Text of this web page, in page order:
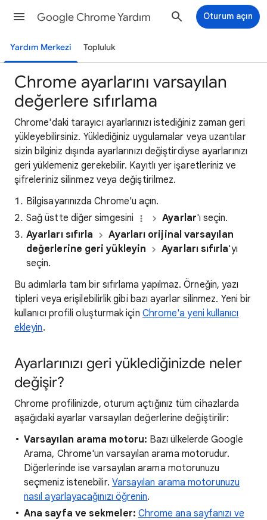
Google Chrome Yardım Oturum açın
Yardım Merkezi Topluluk
Chrome ayarlarını varsayılan
değerlere sıfırlama
Chrome'daki tarayıcı ayarlarınızı istediğiniz zaman geri
yükleyebilirsiniz. Yüklediğiniz uygulamalar veya uzantılar
sizin bilginiz dışında ayarlarınızı değiştirdiyse ayarlarınızı
geri yüklemeniz gerekebilir. Kayıtlı yer işaretleriniz ve
şifreleriniz silinmez veya değiştirilmez.
Bilgisayarınızda Chrome'u açın.
Sağ üstte diğer simgesini
Ayarlar'ı seçin.
Ayarları sıfırla
Ayarları orijinal varsayılan
değerlerine geri yükleyin
Ayarları sıfırla'yı
seçin.
Bu adımlarla tam bir sıfırlama yapılmaz. Örneğin, yazı
tipleri veya erişilebilirlik gibi bazı ayarlar silinmez. Yeni bir
kullanıcı profili oluşturmak için Chrome'a yeni kullanıcı
ekleyin.
Ayarlarınızı geri yüklediğinizde neler
değişir?
Chrome profilinizde, oturum açtığınız tüm cihazlarda
aşağıdaki ayarlar varsayılan değerlerine değiştirilir:
Varsayılan arama motoru: Bazı ülkelerde Google
Arama, Chrome'un varsayılan arama motorudur.
Diğerlerinde ise varsayılan arama motorunuzu
seçmeniz istenebilir. Varsayılan arama motorunuzu
nasıl ayarlayacağınızı öğrenin.
Ana sayfa ve sekmeler: Chrome ana sayfanızı ve